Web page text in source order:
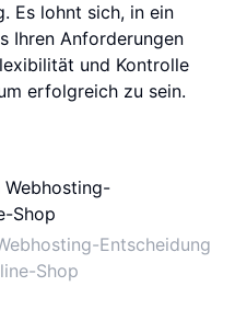
Es lohnt sich, in ein
Ihren Anforderungen
und Kontrolle
erfolgreich zu sein.
Entscheidung
Shop